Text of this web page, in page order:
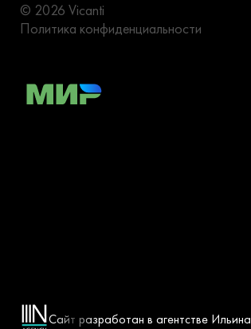
© 2026 Vicanti
Политика конфиденциальности
Сайт разработан в агентстве Ильина